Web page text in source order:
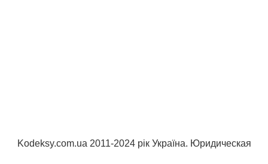
Kodeksy.com.ua 2011-2024 рік Україна. Юридическая